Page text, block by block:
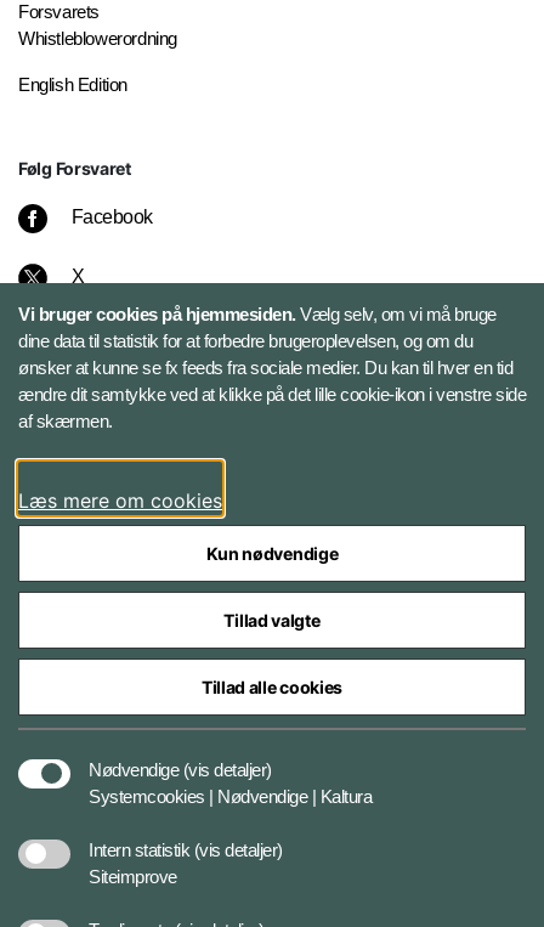
Forsvarets
Whistleblowerordning
English Edition
Følg Forsvaret
Facebook
X
Instagram
Bluesky
LinkedIn
Styrelser og myndigheder under Forsvarsministeriet
Vi bruger cookies på hjemmesiden.Vælg selv, om vi må bruge
dine data til statistik for at forbedre brugeroplevelsen, og om du
ønsker at kunne se fx feeds fra sociale medier. Du kan til hver en tid
ændre dit samtykke ved at klikke på det lille cookie-ikon i venstre side
af skærmen.
Læs mere om cookies
Kun nødvendige
Tillad valgte
Tillad alle cookies
Nødvendige (vis detaljer)
Systemcookies | Nødvendige | Kaltura
Intern statistik (vis detaljer)
Siteimprove